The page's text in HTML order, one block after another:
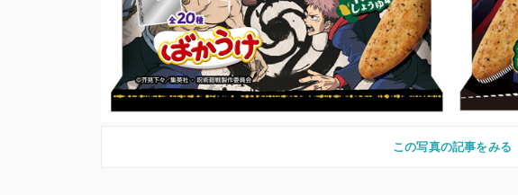
この写真の記事をみる